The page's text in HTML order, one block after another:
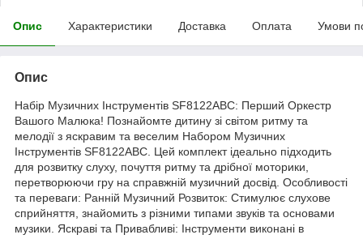
Опис Характеристики Доставка Оплата Умови
Опис
Набір Музичних Інструментів SF8122ABC: Перший Оркестр
Вашого Малюка! Познайомте дитину зі світом ритму та
мелодії з яскравим та веселим Набором Музичних
Інструментів SF8122ABC. Цей комплект ідеально підходить
для розвитку слуху, почуття ритму та дрібної моторики,
перетворюючи гру на справжній музичний досвід. Особливості
та переваги: Ранній Музичний Розвиток: Стимулює слухове
сприйняття, знайомить з різними типами звуків та основами
музики. Яскраві та Привабливі: Інструменти виконані в